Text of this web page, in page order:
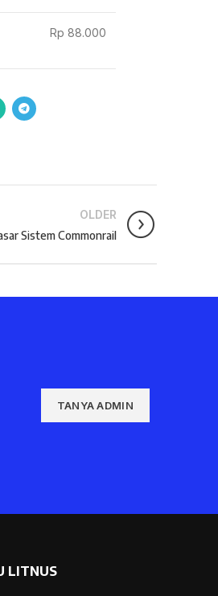
Rp 88.000
OLDER
Sistem Commonrail
TANYA ADMIN
LITNUS